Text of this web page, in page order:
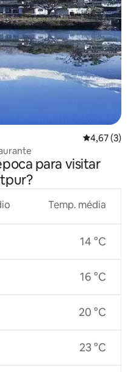
4,67 de
4,67 (3)
para visitar
Temp. média
14 °C
16 °C
20 °C
23 °C